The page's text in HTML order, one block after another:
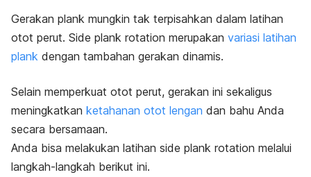
Gerakan plank mungkin tak terpisahkan dalam latihan
otot perut. Side plank rotation merupakan variasi latihan
plank dengan tambahan gerakan dinamis.
Selain memperkuat otot perut, gerakan ini sekaligus
meningkatkan ketahanan otot lengan dan bahu Anda
secara bersamaan.
Anda bisa melakukan latihan side plank rotation melalui
langkah-langkah berikut ini.